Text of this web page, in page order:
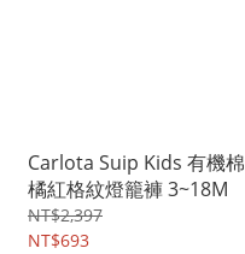
Carlota Suip Kids 有機棉
橘紅格紋燈籠褲 3~18M
NT$2,397
NT$693